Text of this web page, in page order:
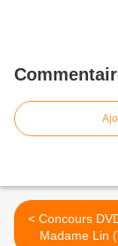
< Concours DVD Le rire de
Madame Lin